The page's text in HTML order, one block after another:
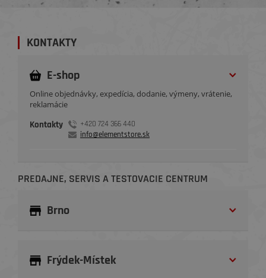
KONTAKTY
E-shop
Online objednávky, expedícia, dodanie, výmeny, vrátenie,
reklamácie
Kontakty
+420 724 366 440
info@elementstore.sk
PREDAJNE, SERVIS A TESTOVACIE CENTRUM
Brno
Frýdek-Místek